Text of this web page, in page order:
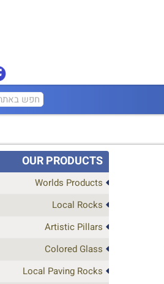
OUR PRODUCTS
Worlds Products
Local Rocks
Artistic Pillars
Colored Glass
Local Paving Rocks